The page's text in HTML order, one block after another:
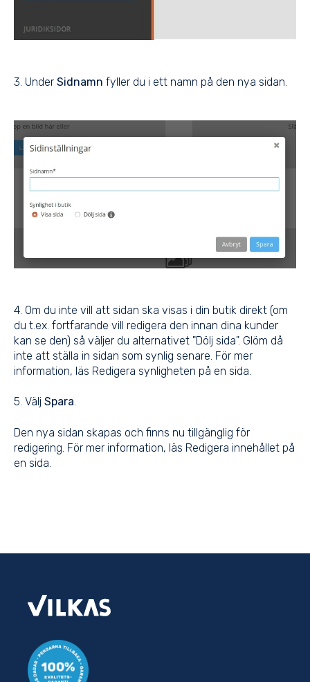
3. Under Sidnamn fyller du i ett namn på den nya sidan.
4. Om du inte vill att sidan ska visas i din butik direkt (om
du t.ex. fortfarande vill redigera den innan dina kunder
kan se den) så väljer du alternativet "Dölj sida". Glöm då
inte att ställa in sidan som synlig senare. För mer
information, läs Redigera synligheten på en sida.
5. Välj Spara.
Den nya sidan skapas och finns nu tillgänglig för
redigering. För mer information, läs Redigera innehållet på
en sida